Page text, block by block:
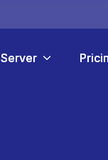
Server
Server